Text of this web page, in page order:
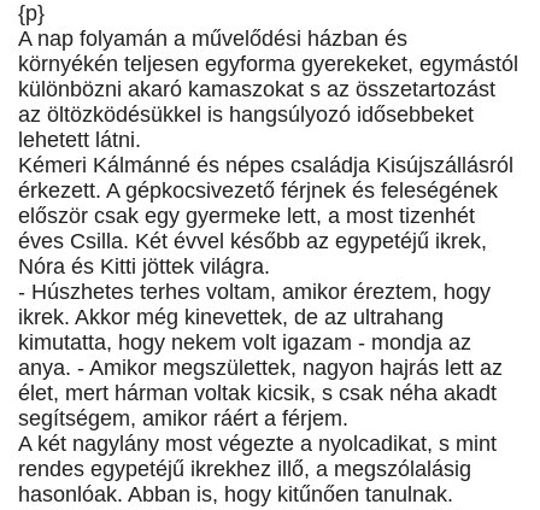
{p}
A nap folyamán a művelődési házban és
környékén teljesen egyforma gyerekeket, egymástól
különbözni akaró kamaszokat s az összetartozást
az öltözködésükkel is hangsúlyozó idősebbeket
lehetett látni.
Kémeri Kálmánné és népes családja Kisújszállásról
érkezett. A gépkocsivezető férjnek és feleségének
először csak egy gyermeke lett, a most tizenhét
éves Csilla. Két évvel később az egypetéjű ikrek,
Nóra és Kitti jöttek világra.
- Húszhetes terhes voltam, amikor éreztem, hogy
ikrek. Akkor még kinevettek, de az ultrahang
kimutatta, hogy nekem volt igazam - mondja az
anya. - Amikor megszülettek, nagyon hajrás lett az
élet, mert hárman voltak kicsik, s csak néha akadt
segítségem, amikor ráért a férjem.
A két nagylány most végezte a nyolcadikat, s mint
rendes egypetéjű ikrekhez illő, a megszólalásig
hasonlóak. Abban is, hogy kitűnően tanulnak.